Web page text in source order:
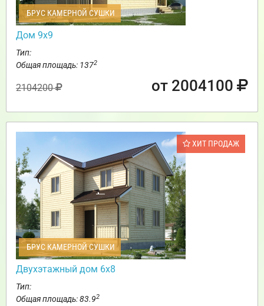
БРУС КАМЕРНОЙ СУШКИ
Дом 9х9
Тип:
Общая площадь: 1372
2104200 от 2004100
ХИТ ПРОДАЖ
БРУС КАМЕРНОЙ СУШКИ
Двухэтажный дом 6х8
Тип:
Общая площадь: 83.92